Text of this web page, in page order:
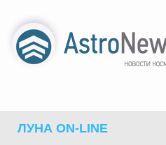
ЛУНА ON-LINE